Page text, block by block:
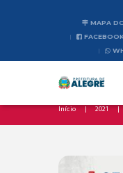
MAPA
Início 2021